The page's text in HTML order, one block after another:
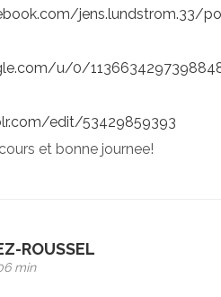
jens.lundstrom.33/
u/0/
edit/53429859393
et bonne journee!
ROUSSEL
min